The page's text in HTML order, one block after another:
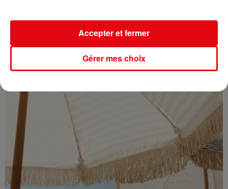
Gérer mes choix
Accepter et fermer